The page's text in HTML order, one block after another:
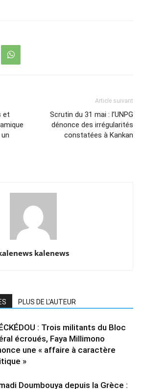
et
Article suivant
Scrutin du 31 mai : l’UNPG
dénonce des irrégularités
constatées à Kankan
kalenews
PLUS DE L'AUTEUR
: Trois militants du Bloc
écroués, Faya Millimono
une « affaire à caractère
»
Doumbouya depuis la Grèce :